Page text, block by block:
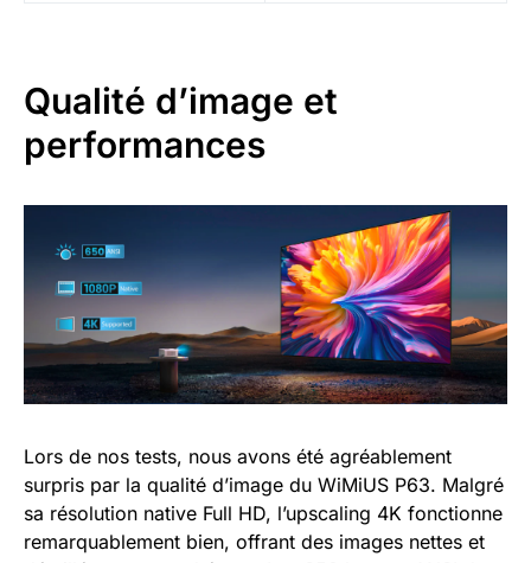
Qualité d’image et
performances
Lors de nos tests, nous avons été agréablement
surpris par la qualité d’image du WiMiUS P63. Malgré
sa résolution native Full HD, l’upscaling 4K fonctionne
remarquablement bien, offrant des images nettes et